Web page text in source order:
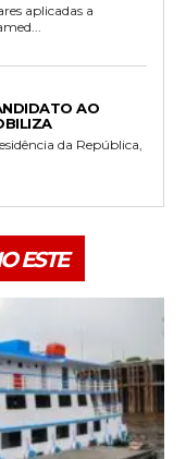
aplicadas a
AO
da República,
ESTE